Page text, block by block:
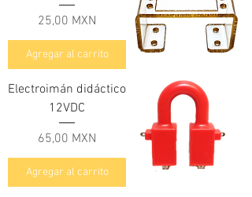
Precio
25,00 MXN
Agregar al carrito
Electroimán didáctico
12VDC
Precio
65,00 MXN
Agregar al carrito